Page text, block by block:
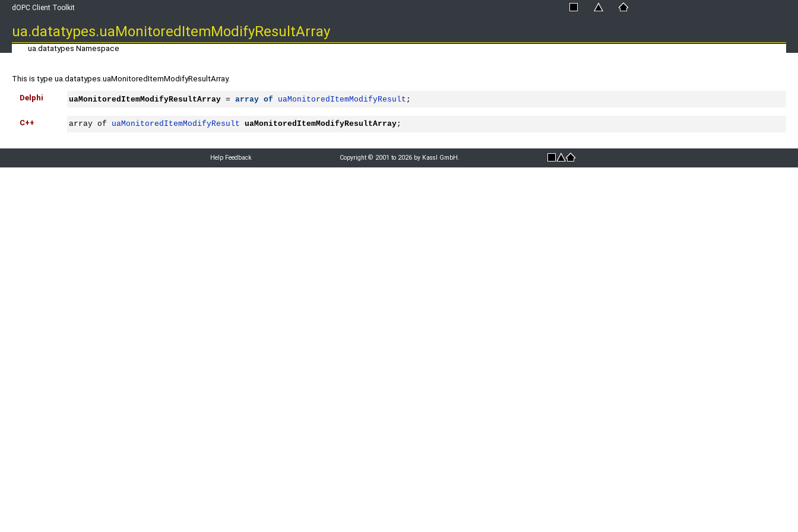
dOPC Client Toolkit
ua.datatypes.uaMonitoredItemModifyResultArray
ua.datatypes Namespace
This is type ua.datatypes.uaMonitoredItemModifyResultArray.
Delphi uaMonitoredItemModifyResultArray = array of uaMonitoredItemModifyResult ;
C++ array of uaMonitoredItemModifyResult uaMonitoredItemModifyResultArray;
Help Feedback Copyright © 2001 to 2026 by Kassl GmbH.